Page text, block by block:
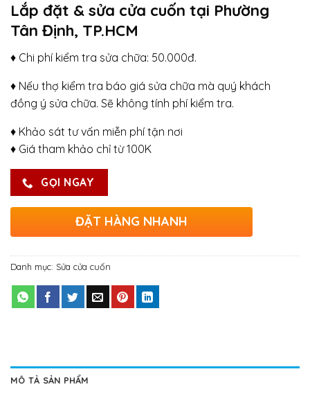
Lắp đặt & sửa cửa cuốn tại Phường
Tân Định, TP.HCM
♦ Chi phí kiểm tra sửa chữa: 50.000đ.
♦ Nếu thợ kiểm tra báo giá sửa chữa mà quý khách
đồng ý sửa chữa. Sẽ không tính phí kiểm tra.
♦ Khảo sát tư vấn miễn phí tận nơi
♦ Giá tham khảo chỉ từ 100K
GỌI NGAY
ĐẶT HÀNG NHANH
Danh mục: Sửa cửa cuốn
MÔ TẢ SẢN PHẨM